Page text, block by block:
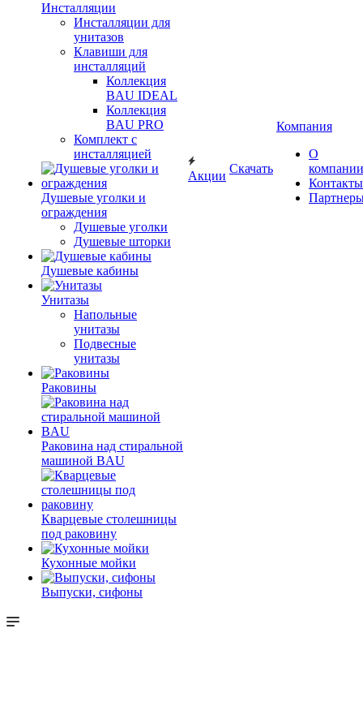
Инсталляции
Инсталляции для
унитазов
Клавиши для
инсталляций
Коллекция
BAU IDEAL
Коллекция
BAU PRO
Комплект с
инсталляцией
Душевые уголки и
ограждения
Душевые уголки
Душевые шторки
Душевые кабины
Унитазы
Напольные
унитазы
Подвесные
унитазы
Раковины
Раковина над стиральной
машиной BAU
Кварцевые столешницы
под раковину
Кухонные мойки
Выпуски, сифоны
Акции
Скачать
Компания
О
компании
Контакты